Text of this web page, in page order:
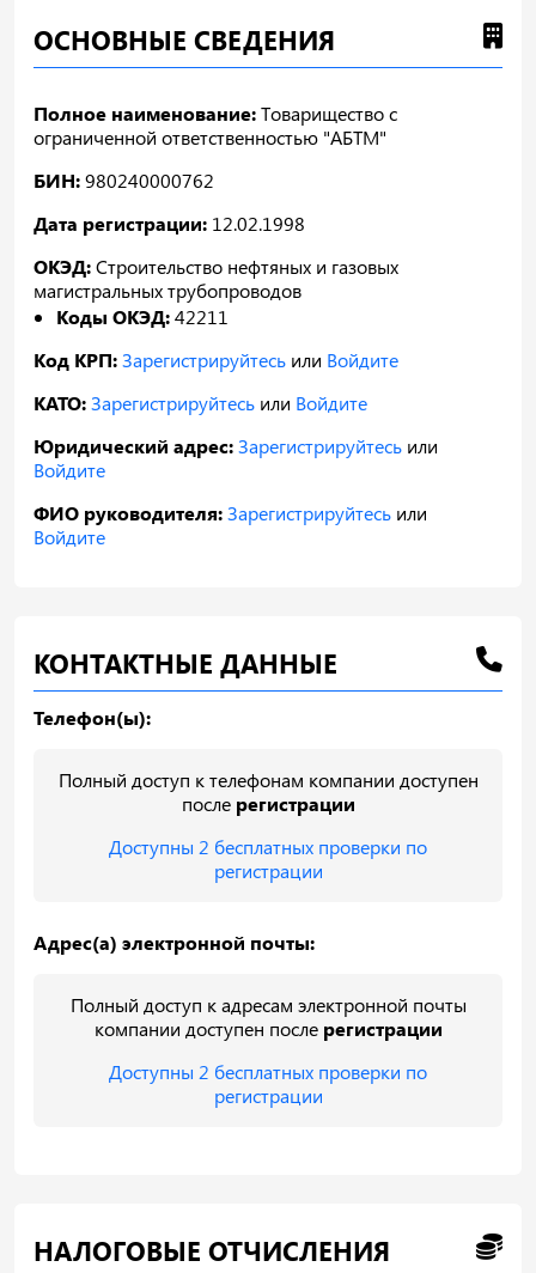
ОСНОВНЫЕ СВЕДЕНИЯ
Полное наименование:Товарищество с
ограниченной ответственностью "АБТМ"
БИН:980240000762
Дата регистрации: 12.02.1998
ОКЭД:Строительство нефтяных и газовых
магистральных трубопроводов
Коды ОКЭД:42211
Код КРП:Зарегистрируйтесь или Войдите
КАТО:Зарегистрируйтесь или Войдите
Юридический адрес:Зарегистрируйтесь или
Войдите
ФИО руководителя:Зарегистрируйтесь или
Войдите
КОНТАКТНЫЕ ДАННЫЕ
Телефон(ы):
Полный доступ к телефонам компании доступен
после регистрации
Доступны 2 бесплатных проверки по
регистрации
Адрес(а) электронной почты:
Полный доступ к адресам электронной почты
компании доступен после регистрации
Доступны 2 бесплатных проверки по
регистрации
НАЛОГОВЫЕ ОТЧИСЛЕНИЯ